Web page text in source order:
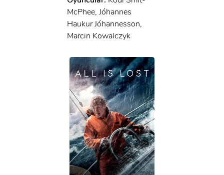
McPhee, Jóhannes
Haukur Jóhannesson,
Marcin Kowalczyk